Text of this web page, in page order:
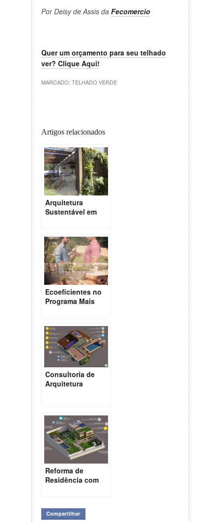
Por Deisy de Assis da Fecomercio
Quer um orçamento para seu telhado
ver? Clique Aqui!
MARCADO: TELHADO VERDE
Artigos relacionados
Arquitetura
Sustentável em
Ecoeficientes no
Programa Mais
Consultoria de
Arquitetura
Reforma de
Residência com
Rio de Janeiro
Compartilhar